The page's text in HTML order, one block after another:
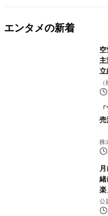
エンタメの新着
立
売
株
緒
楽
公